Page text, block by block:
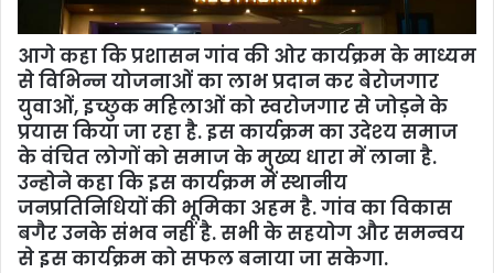
आगे कहा कि प्रशासन गांव की ओर कार्यक्रम के माध्यम
से विभिन्न योजनाओं का लाभ प्रदान कर बेरोजगार
युवाओं, इच्‍छुक महिलाओं को स्वरोजगार से जोड़ने के
प्रयास किया जा रहा है. इस कार्यक्रम का उदेश्‍य समाज
के वंचित लोगों को समाज के मुख्य धारा में लाना है.
उन्होने कहा कि इस कार्यक्रम में स्थानीय
जनप्रतिनिधियों की भूमिका अहम है. गांव का विकास
बगैर उनके संभव नहीं है. सभी के सहयोग और समन्वय
से इस कार्यक्रम को सफल बनाया जा सकेगा.